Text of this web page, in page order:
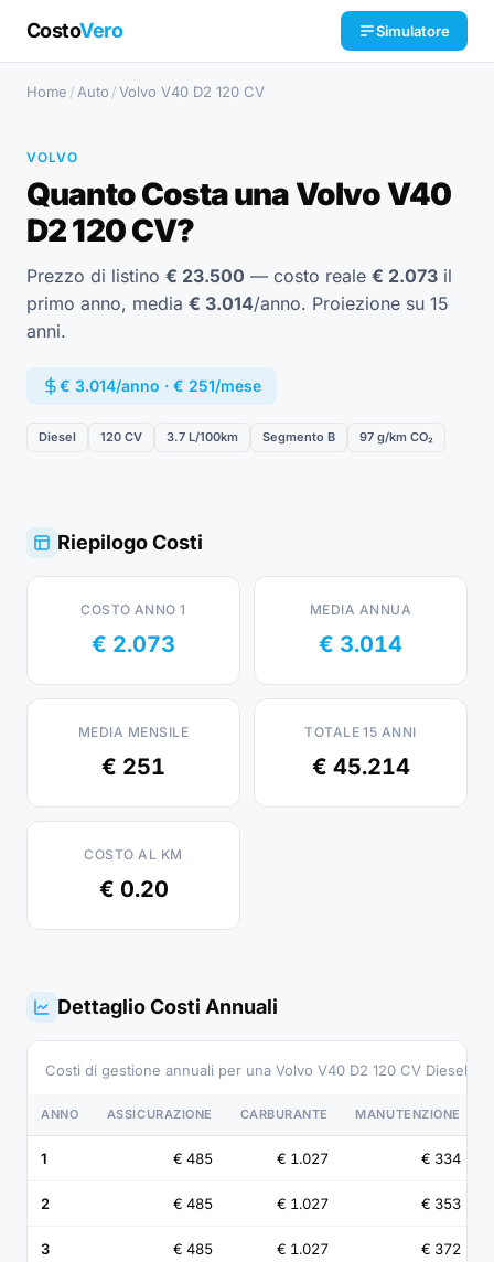
CostoVero Simulatore
Home / Auto /Volvo V40 D2 120 CV
VOLVO
Quanto Costa una Volvo V40
D2 120 CV?
Prezzo di listino € 23.500 — costo reale € 2.073 il
primo anno, media € 3.014/anno. Proiezione su 15
anni.
€ 3.014/anno · € 251/mese
Diesel 120 CV 3.7 L/100km Segmento B 97 g/km CO₂
Riepilogo Costi
COSTO ANNO 1
€ 2.073
MEDIA ANNUA
€ 3.014
MEDIA MENSILE
€ 251
TOTALE 15 ANNI
€ 45.214
COSTO AL KM
€ 0.20
Dettaglio Costi Annuali
Costi di gestione annuali per una Volvo V40 D2 120 CV Diesel,
ANNO ASSICURAZIONE CARBURANTE MANUTENZIONE
1 € 485 € 1.027 € 334
2 € 485 € 1.027 € 353
3 € 485 € 1.027 € 372